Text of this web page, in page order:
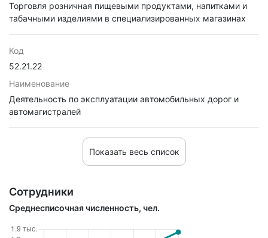
Торговля розничная пищевыми продуктами, напитками и
табачными изделиями в специализированных магазинах
Код
52.21.22
Наименование
Деятельность по эксплуатации автомобильных дорог и
автомагистралей
Показать весь список
Сотрудники
Среднесписочная численность, чел.